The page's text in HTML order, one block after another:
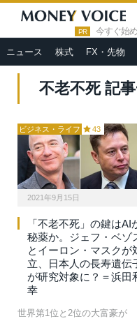
PR 今すぐ始
ニュース 株式 FX・先物
HOME » 不老不死
不老不死 記
ビジネス・ライフ 43
2021年9月15日
「不老不死」の鍵はAI
秘薬か。ジェフ・ベゾ
とイーロン・マスクが
立、日本人の長寿遺伝
が研究対象に？＝浜田
幸
世界第1位と2位の大富豪が